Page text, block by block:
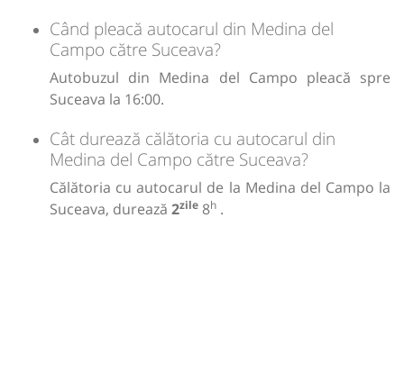
Când pleacă autocarul din Medina del
Campo către Suceava?
Autobuzul din Medina del Campo pleacă spre
Suceava la 16:00.
Cât durează călătoria cu autocarul din
Medina del Campo către Suceava?
Călătoria cu autocarul de la Medina del Campo la
Suceava, durează 2zile 8h .